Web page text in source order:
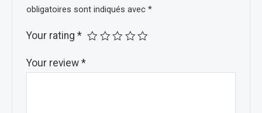
obligatoires sont indiqués avec*
Your rating*
Your review*